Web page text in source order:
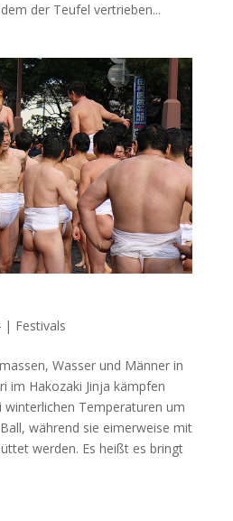
der Teufel vertrieben...
| Festivals
Wasser und Männer in
im Hakozaki Jinja kämpfen
winterlichen Temperaturen um
während sie eimerweise mit
werden. Es heißt es bringt